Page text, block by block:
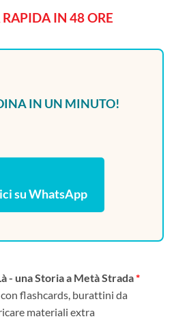
IN 48 ORE
IN UN MINUTO!
su WhatsApp
- una Storia a Metà Strada
flashcards, burattini da
materiali extra